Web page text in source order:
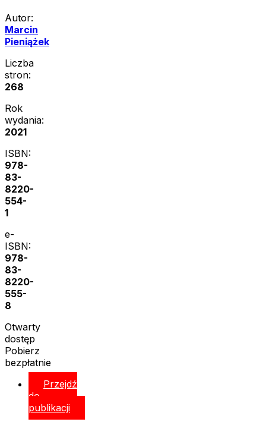
Autor:
Marcin
Pieniążek
Liczba
stron:
268
Rok
wydania:
2021
ISBN:
978-
83-
8220-
554-
1
e-
ISBN:
978-
83-
8220-
555-
8
Otwarty
dostęp
Pobierz
bezpłatnie
Przejdź
do
publikacji